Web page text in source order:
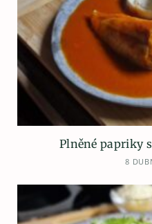
Plněné papriky
8